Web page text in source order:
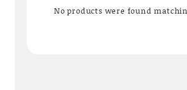
No products were found